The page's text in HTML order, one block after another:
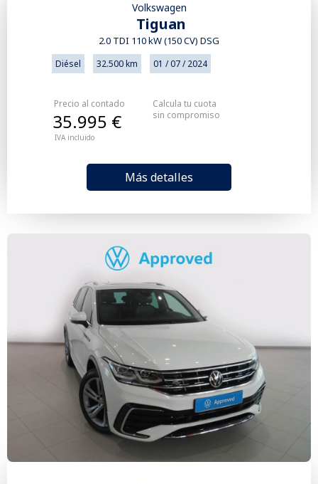
Volkswagen
Tiguan
2.0 TDI 110 kW (150 CV) DSG
Diésel 32.500 km 01 / 07 / 2024
Precio al contado
IVA incluido
35.995 €
Más detalles
Calcula tu cuota
sin compromiso